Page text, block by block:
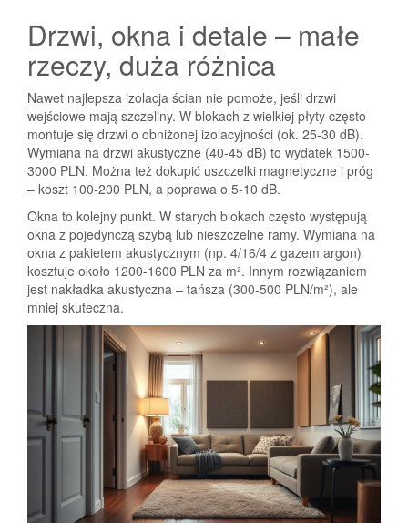
Drzwi, okna i detale – małe
rzeczy, duża różnica
Nawet najlepsza izolacja ścian nie pomoże, jeśli drzwi
wejściowe mają szczeliny. W blokach z wielkiej płyty często
montuje się drzwi o obniżonej izolacyjności (ok. 25-30 dB).
Wymiana na drzwi akustyczne (40-45 dB) to wydatek 1500-
3000 PLN. Można też dokupić uszczelki magnetyczne i próg
– koszt 100-200 PLN, a poprawa o 5-10 dB.
Okna to kolejny punkt. W starych blokach często występują
okna z pojedynczą szybą lub nieszczelne ramy. Wymiana na
okna z pakietem akustycznym (np. 4/16/4 z gazem argon)
kosztuje około 1200-1600 PLN za m². Innym rozwiązaniem
jest nakładka akustyczna – tańsza (300-500 PLN/m²), ale
mniej skuteczna.